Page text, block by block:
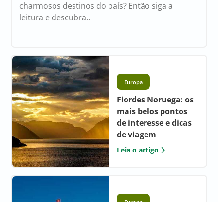
charmosos destinos do país? Então siga a
leitura e descubra...
Europa
Fiordes Noruega: os
mais belos pontos
de interesse e dicas
de viagem
Leia o artigo